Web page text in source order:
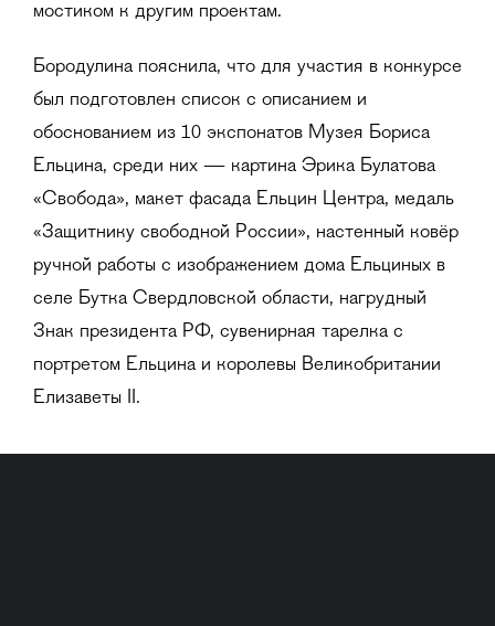
мостиком к другим проектам.
Бородулина пояснила, что для участия в конкурсе
был подготовлен список с описанием и
обоснованием из 10 экспонатов Музея Бориса
Ельцина, среди них — картина Эрика Булатова
«Свобода», макет фасада Ельцин Центра, медаль
«Защитнику свободной России», настенный ковёр
ручной работы с изображением дома Ельциных в
селе Бутка Свердловской области, нагрудный
Знак президента РФ, сувенирная тарелка с
портретом Ельцина и королевы Великобритании
Елизаветы II.